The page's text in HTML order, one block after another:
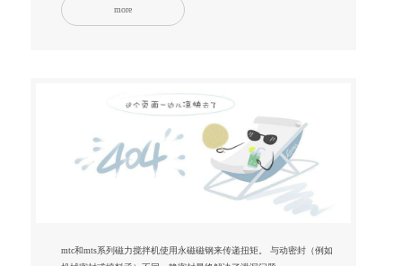
more
mtc和mts系列磁力搅拌机使用永磁磁钢来传递扭矩。 与动密封（例如